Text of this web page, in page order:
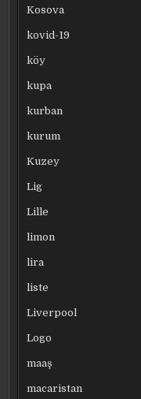
Kosova
kovid-19
köy
kupa
kurban
kurum
Kuzey
Lig
Lille
limon
lira
liste
Liverpool
Logo
maaş
macaristan